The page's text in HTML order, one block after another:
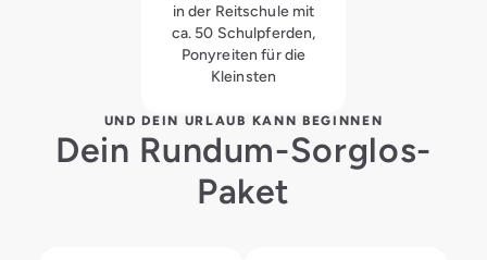
in der Reitschule mit
ca. 50 Schulpferden,
Ponyreiten für die
Kleinsten
UND DEIN URLAUB KANN BEGINNEN
Dein Rundum-Sorglos-
Paket